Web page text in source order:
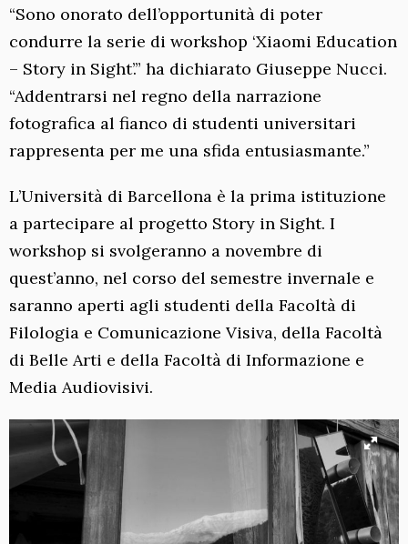
“Sono onorato dell’opportunità di poter
condurre la serie di workshop ‘Xiaomi Education
– Story in Sight’.” ha dichiarato Giuseppe Nucci.
“Addentrarsi nel regno della narrazione
fotografica al fianco di studenti universitari
rappresenta per me una sfida entusiasmante.”
L’Università di Barcellona è la prima istituzione
a partecipare al progetto Story in Sight. I
workshop si svolgeranno a novembre di
quest’anno, nel corso del semestre invernale e
saranno aperti agli studenti della Facoltà di
Filologia e Comunicazione Visiva, della Facoltà
di Belle Arti e della Facoltà di Informazione e
Media Audiovisivi.